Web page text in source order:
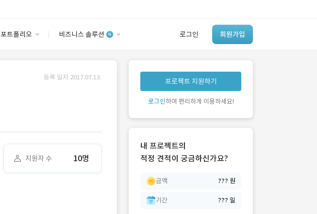
포트폴리오 비즈니스 솔루션 로그인 회원가입
안심 코드 케어
유사사례 검색 AI
‘이런 거’ 만들어본
개발 회사 있어?
등록 일자 2017.07.13.
지원자 수 10명
프로젝트 지원하기
로그인하여 편리하게 이용하세요!
내 프로젝트의
적정 견적이 궁금하신가요?
금액 ??? 원
기간 ??? 일